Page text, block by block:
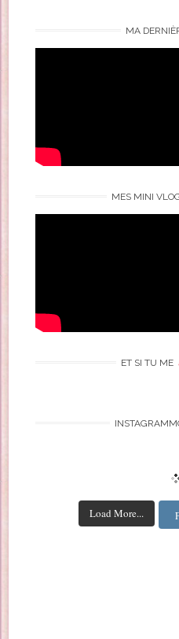
MA
MES MINI
ET SI TU ME
Load More...